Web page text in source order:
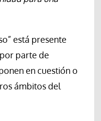
está presente
parte de
en cuestión o
ámbitos del